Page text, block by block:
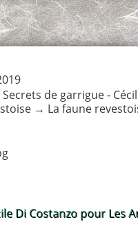
Secrets de garrigue -
→ La faune
Di Costanzo pour Les